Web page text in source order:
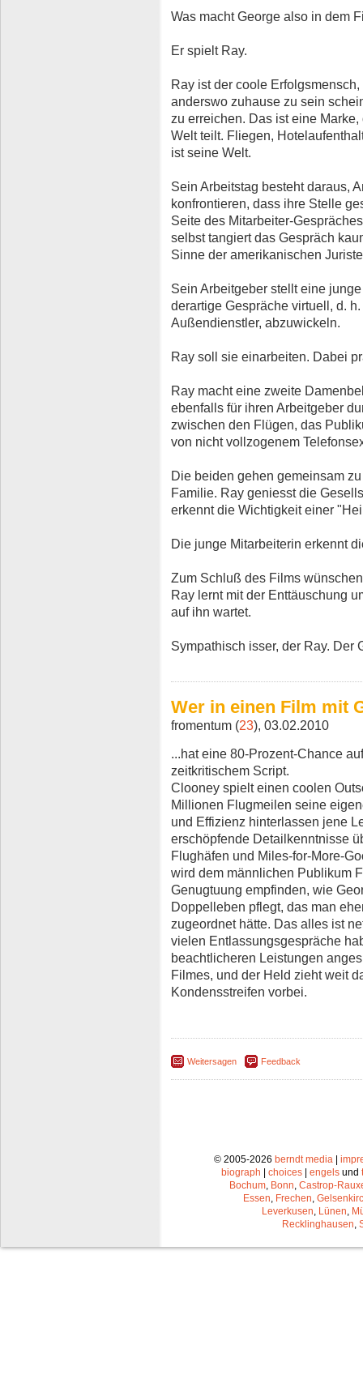
Was macht George also in dem
Er spielt Ray.
Ray ist der coole
anderswo zuhause zu sein
zu erreichen. Das ist eine
Welt teilt. Fliegen,
ist seine Welt.
Sein Arbeitstag besteht daraus,
konfrontieren, dass ihre Stelle
Seite des Mitarbeiter-
selbst tangiert das Gespräch
Sinne der amerikanischen
Sein Arbeitgeber stellt eine
derartige Gespräche virtuell, d.
Außendienstler, abzuwickeln.
Ray soll sie einarbeiten. Dabei
Ray macht eine zweite
ebenfalls für ihren Arbeitgeber
zwischen den Flügen, das
von nicht vollzogenem
Die beiden gehen gemeinsam
Familie. Ray geniesst die
erkennt die Wichtigkeit einer
Die junge Mitarbeiterin erkennt
Zum Schluß des Films
Ray lernt mit der Enttäuschung
auf ihn wartet.
Sympathisch isser, der Ray. Der
Wer in einen Film mit
fromentum (23), 03.02.2010
...hat eine 80-Prozent-Chance
zeitkritischem Script.
Clooney spielt einen coolen
Millionen Flugmeilen seine
und Effizienz hinterlassen jene
erschöpfende Detailkenntnisse
Flughäfen und Miles-for-More-
wird dem männlichen Publikum
Genugtuung empfinden, wie
Doppelleben pflegt, das man
zugeordnet hätte. Das alles ist
vielen Entlassungsgespräche
beachtlicheren Leistungen
Filmes, und der Held zieht weit
Kondensstreifen vorbei.
Weitersagen Feedback
© 2005-2026 berndt media|
biograph
choices engels und
Bochum, Bonn, Castrop-
Essen, Frechen,
Leverkusen, Lünen,
Recklinghausen,